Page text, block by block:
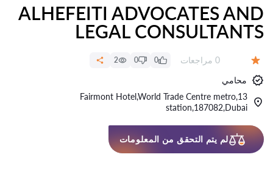
ALHEFEITI ADVOCATES AND
LEGAL CONSULTANTS
عدد المراجعات:
0 مراجعات 0
0
2
محامي
13,Fairmont Hotel,World Trade Centre metro
station,187082,Dubai
لم يتم التحقق من المعلومات